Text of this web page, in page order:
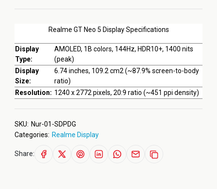
Realme GT Neo 5 Display Specifications
Display
Type:
AMOLED, 1B colors, 144Hz, HDR10+, 1400 nits
(peak)
Display
Size:
6.74 inches, 109.2 cm2 (~87.9% screen-to-body
ratio)
Resolution: 1240 x 2772 pixels, 20:9 ratio (~451 ppi density)
SKU: Nur-01-SDPDG
Categories: Realme Display
Share: